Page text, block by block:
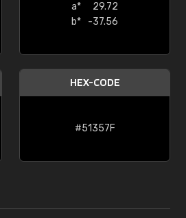
a*
29.72
b*
-37.56
HEX-CODE
#51357F